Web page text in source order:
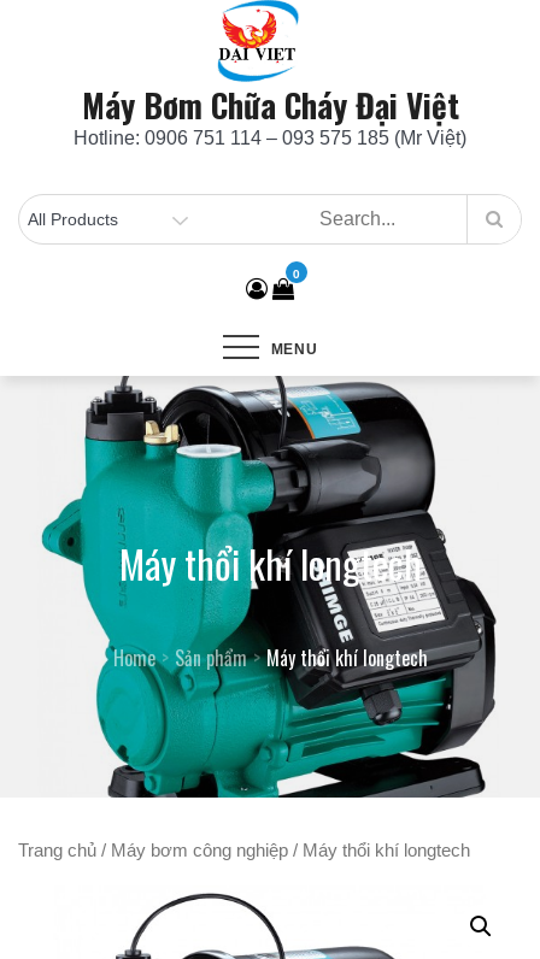
Máy Bơm Chữa Cháy Đại Việt
Hotline: 0906 751 114 – 093 575 185 (Mr Việt)
0
MENU
Máy thổi khí longtech
Home Sản phẩm Máy thổi khí longtech
Trang chủ / Máy bơm công nghiệp / Máy thổi khí longtech